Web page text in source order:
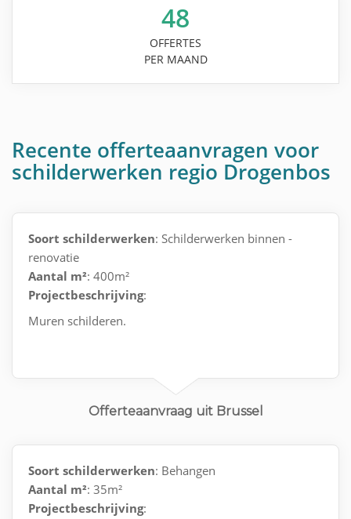
48
OFFERTES
PER MAAND
Recente offerteaanvragen voor
schilderwerken regio Drogenbos
Soort schilderwerken: Schilderwerken binnen -
renovatie
Aantal m²: 400m²
Projectbeschrijving:
Muren schilderen.
Offerteaanvraag uit Brussel
Soort schilderwerken: Behangen
Aantal m²: 35m²
Projectbeschrijving: